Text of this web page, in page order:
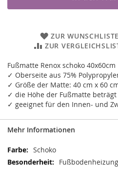
ZUR
ZUR
Fußmatte Renox schoko 40x60cm
✓ Oberseite aus 75%
✓ Größe der Matte: 40 cm x 60
✓ die Höhe der Fußmatte beträgt
✓ geeignet für den Innen- und
Mehr Informationen
Mehr
Informationen
Schoko